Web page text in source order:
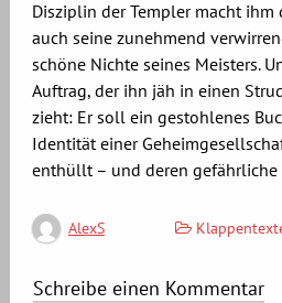
Disziplin der Templer macht ihm
auch seine zunehmend
schöne Nichte seines Meisters.
Auftrag, der ihn jäh in einen
zieht: Er soll ein gestohlenes
Identität einer
enthüllt – und deren gefährliche
AlexS
Schreibe einen Kommentar